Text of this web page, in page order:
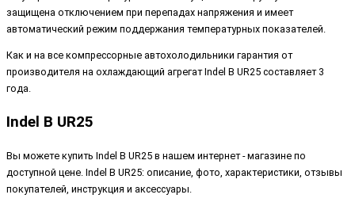
защищена отключением при перепадах напряжения и имеет
автоматический режим поддержания температурных показателей.
Как и на все компрессорные автохолодильники гарантия от
производителя на охлаждающий агрегат Indel B UR25 составляет 3
года.
Indel B UR25
Вы можете купить Indel B UR25 в нашем интернет - магазине по
доступной цене. Indel B UR25: описание, фото, характеристики, отзывы
покупателей, инструкция и аксессуары.